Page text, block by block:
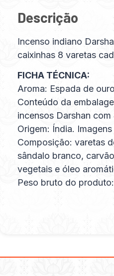
Descrição
Incenso indiano
caixinhas 8 varetas
FICHA TÉCNICA:
Aroma: Espada de ouro
Conteúdo da
incensos Darshan
Origem: Índia.
Composição: varetas
sândalo branco,
vegetais e óleo
Peso bruto do